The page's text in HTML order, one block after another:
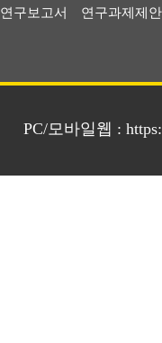
연구보고서 연구과제제
PC/모바일웹 :